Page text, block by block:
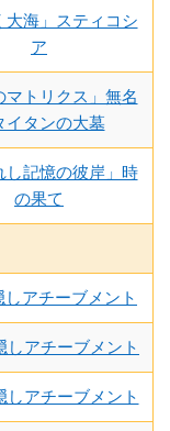
大海」スティコシ
ア
マトリクス」無名
イタンの大墓
し記憶の彼岸」時
の果て
アチーブメント
アチーブメント
アチーブメント